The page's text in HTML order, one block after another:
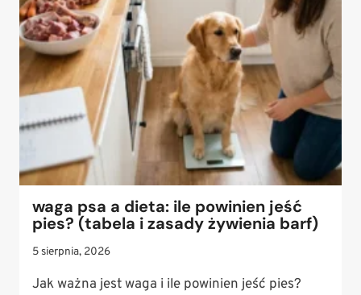
DAWKOWANIE
W
TERAPII
LĘKU,
STRESU
BÓLU
waga psa a dieta: ile powinien jeść
pies? (tabela i zasady żywienia barf)
5 sierpnia, 2026
Jak ważna jest waga i ile powinien jeść pies?